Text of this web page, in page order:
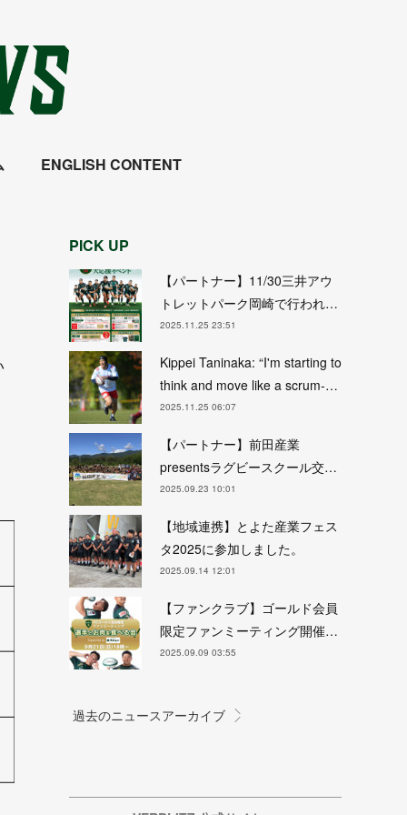
ENGLISH CONTENT
PICK UP
【パートナー】11/30三井アウ
トレットパーク岡崎で行われ…
2025.11.25 23:51
Kippei Taninaka: “I'm starting to
think and move like a scrum-…
2025.11.25 06:07
【パートナー】前田産業
presentsラグビースクール交…
2025.09.23 10:01
【地域連携】とよた産業フェス
タ2025に参加しました。
2025.09.14 12:01
【ファンクラブ】ゴールド会員
限定ファンミーティング開催…
2025.09.09 03:55